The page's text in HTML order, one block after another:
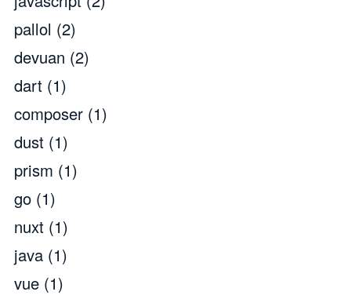
pallol (2)
devuan (2)
dart (1)
composer (1)
dust (1)
prism (1)
go (1)
nuxt (1)
java (1)
vue (1)